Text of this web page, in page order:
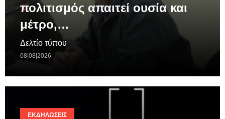
πολιτισμός απαιτεί ουσία και
μέτρο,…
Δελτίο τύπου
08|08|2026
ΕΚΔΗΛΏΣΕΙΣ